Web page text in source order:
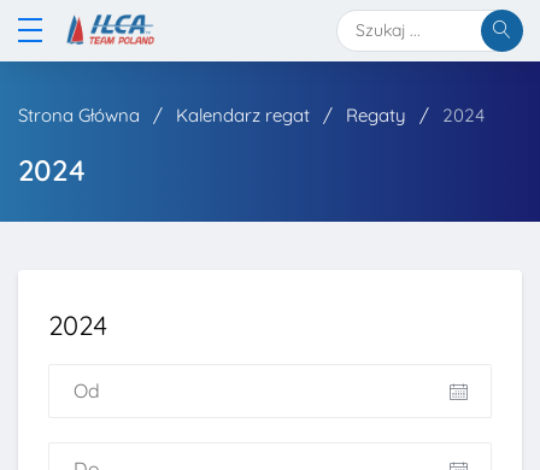
Strona Główna Kalendarz regat Regaty 2024
2024
2024